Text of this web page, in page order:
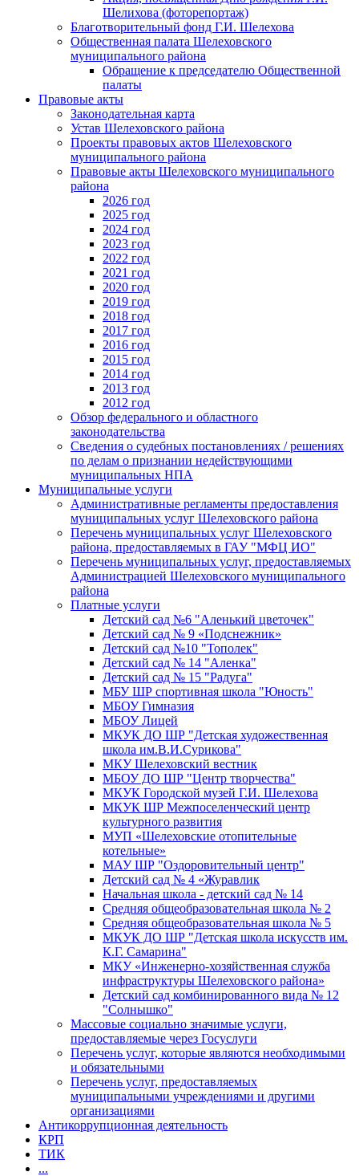
Шелихова (фоторепортаж)
Благотворительный фонд Г.И. Шелехова
Общественная палата Шелеховского
муниципального района
Обращение к председателю Общественной
палаты
Правовые акты
Законодательная карта
Устав Шелеховского района
Проекты правовых актов Шелеховского
муниципального района
Правовые акты Шелеховского муниципального
района
2026 год
2025 год
2024 год
2023 год
2022 год
2021 год
2020 год
2019 год
2018 год
2017 год
2016 год
2015 год
2014 год
2013 год
2012 год
Обзор федерального и областного
законодательства
Сведения о судебных постановлениях / решениях
по делам о признании недействующими
муниципальных НПА
Муниципальные услуги
Административные регламенты предоставления
муниципальных услуг Шелеховского района
Перечень муниципальных услуг Шелеховского
района, предоставляемых в ГАУ "МФЦ ИО"
Перечень муниципальных услуг, предоставляемых
Администрацией Шелеховского муниципального
района
Платные услуги
Детский сад №6 "Аленький цветочек"
Детский сад № 9 «Подснежник»
Детский сад №10 "Тополек"
Детский сад № 14 "Аленка"
Детский сад № 15 "Радуга"
МБУ ШР спортивная школа "Юность"
МБОУ Гимназия
МБОУ Лицей
МКУК ДО ШР "Детская художественная
школа им.В.И.Сурикова"
МКУ Шелеховский вестник
МБОУ ДО ШР "Центр творчества"
МКУК Городской музей Г.И. Шелехова
МКУК ШР Межпоселенческий центр
культурного развития
МУП «Шелеховские отопительные
котельные»
МАУ ШР "Оздоровительный центр"
Детский сад № 4 «Журавлик
Начальная школа - детский сад № 14
Средняя общеобразовательная школа № 2
Средняя общеобразовательная школа № 5
МКУК ДО ШР "Детская школа искусств им.
К.Г. Самарина"
МКУ «Инженерно-хозяйственная служба
инфраструктуры Шелеховского района»
Детский сад комбинированного вида № 12
"Солнышко"
Массовые социально значимые услуги,
предоставляемые через Госуслуги
Перечень услуг, которые являются необходимыми
и обязательными
Перечень услуг, предоставляемых
муниципальными учреждениями и другими
организациями
Антикоррупционная деятельность
КРП
ТИК
...